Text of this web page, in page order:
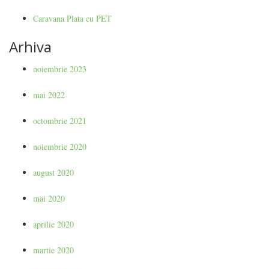
Caravana Plata cu PET
Arhiva
noiembrie 2023
mai 2022
octombrie 2021
noiembrie 2020
august 2020
mai 2020
aprilie 2020
martie 2020